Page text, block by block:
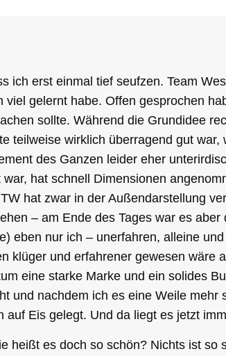
ich erst einmal tief seufzen. Team
viel gelernt habe. Offen gesprochen
sollte. Während die Grundidee
teilweise wirklich überragend gut
des Ganzen leider eher
war, hat schnell Dimensionen
hat zwar in der Außendarstellung
– am Ende des Tages war es
eben nur ich – unerfahren, alleine
klüger und erfahrener gewesen wäre
eine starke Marke und ein solides
und nachdem ich es eine Weile mehr
auf Eis gelegt. Und da liegt es jetzt
heißt es doch so schön? Nichts ist so